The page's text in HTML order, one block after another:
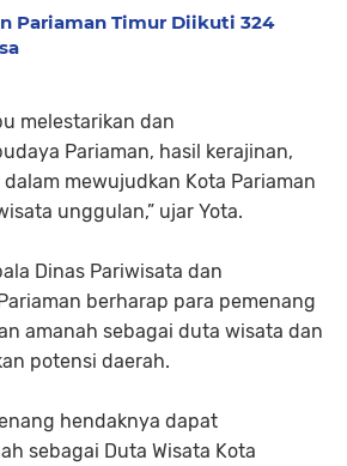
Pariaman Timur Diikuti 324
melestarikan dan
Pariaman, hasil kerajinan,
mewujudkan Kota Pariaman
unggulan,” ujar Yota.
Dinas Pariwisata dan
berharap para pemenang
amanah sebagai duta wisata dan
potensi daerah.
hendaknya dapat
sebagai Duta Wisata Kota